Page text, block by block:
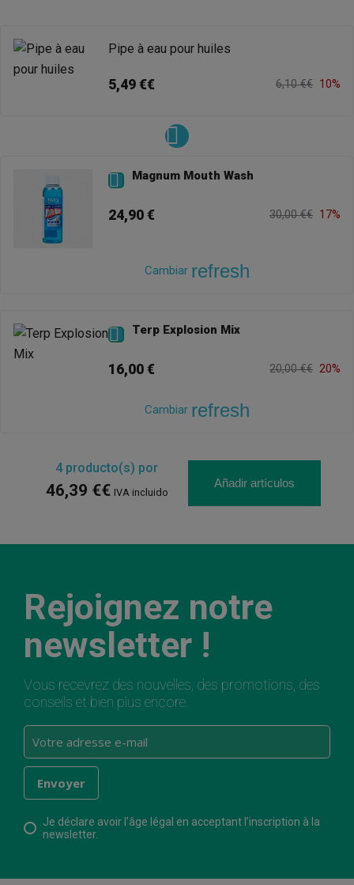
Pipe à eau pour huiles
5,49 €€ 6,10 €€ 10%
 Magnum Mouth Wash
24,90 € 30,00 €€ 17%
Cambiar refresh
 Terp Explosion Mix
16,00 € 20,00 €€ 20%
Cambiar refresh
4producto(s) por
46,39 €€ IVA incluido
Añadir artículos
Rejoignez notre
newsletter !
Vous recevrez des nouvelles, des promotions, des
conseils et bien plus encore.
Je déclare avoir l’âge légal en acceptant l’inscription à la
newsletter.